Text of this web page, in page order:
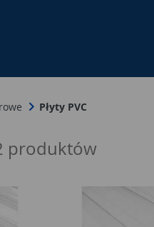
Menu Produktów,
Płyty PVC
produktów